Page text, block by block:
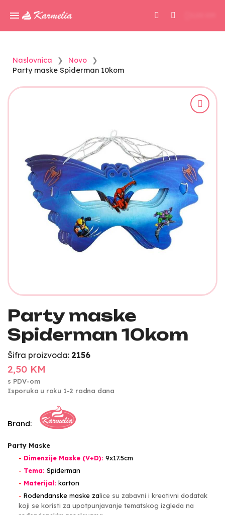
Naslovnica
Novo
Party maske Spiderman 10kom
Party maske
Spiderman 10kom
Šifra proizvoda: 2156
2,50 KM
s PDV-om
Isporuka u roku 1-2 radna dana
Brand:
Party Maske
- Dimenzije Maske (V+D): 9x17.5cm
- Tema: Spiderman
- Materijal: karton
- Rođendanske maske zalice su zabavni i kreativni dodatak
koji se koristi za upotpunjavanje tematskog izgleda na